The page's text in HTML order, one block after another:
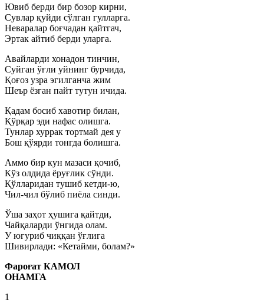
Ювиб берди бир бозор кирни,
Сувлар қуйди сўлган гулларга.
Неваралар боғчадан қайтгач,
Эртак айтиб берди уларга.
Авайларди хонадон тинчин,
Суйган ўғли уйнинг бурчида,
Қоғоз узра эгилганча жим
Шеър ёзган пайт тутун ичида.
Қадам босиб хавотир билан,
Қўрқар эди нафас олишга.
Тунлар хуррак тортмай дея у
Бош қўярди тонгда болишга.
Аммо бир кун мазаси қочиб,
Кўз олдида ёруғлик сўнди.
Қўлларидан тушиб кетди-ю,
Чил-чил бўлиб пиёла синди.
Ўша заҳот ҳушига қайтди,
Чайқаларди ўнгида олам.
У югуриб чиққан ўғлига
Шивирлади: «Кетайми, болам?»
Фароғат КАМОЛ
ОНАМГА
1